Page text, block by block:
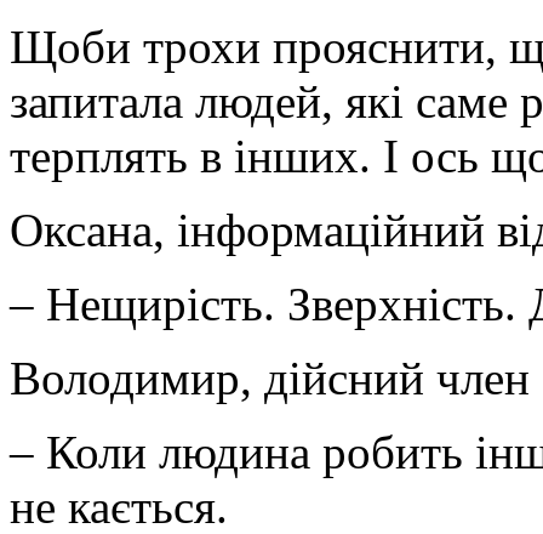
Щоби трохи прояснити,
запитала людей, які саме
терплять в інших. І ось
Оксана, інформаційний
– Нещирість.
Володимир, дійсний
– Коли людина робить
не кається.